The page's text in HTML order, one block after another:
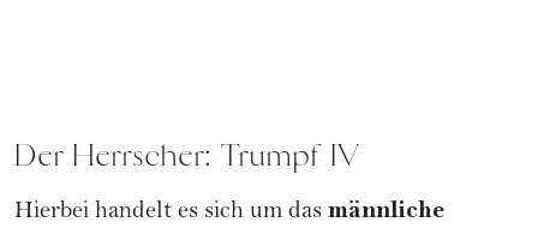
Der Herrscher: Trumpf IV
Hierbei handelt es sich um das männliche